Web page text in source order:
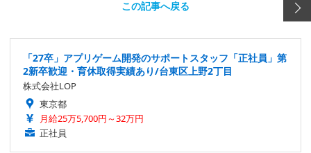
この記事へ戻る
「27卒」アプリゲーム開発のサポートスタッフ「正社員」第
2新卒歓迎・育休取得実績あり/台東区上野2丁目
株式会社LOP
東京都
月給25万5,700円～32万円
正社員